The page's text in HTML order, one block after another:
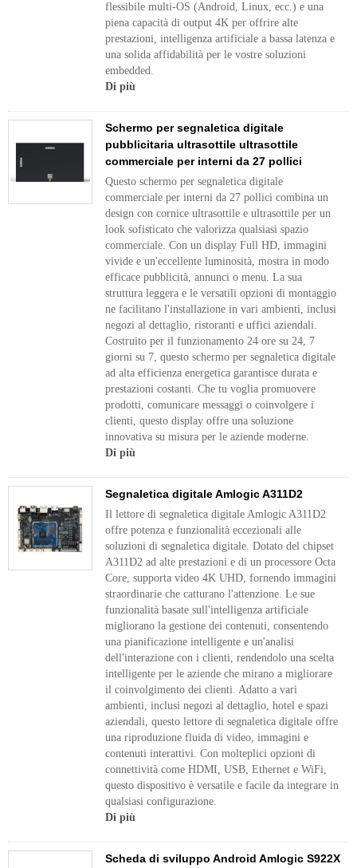
flessibile multi-OS (Android, Linux, ecc.) e una
piena capacità di output 4K per offrire alte
prestazioni, intelligenza artificiale a bassa latenza e
una solida affidabilità per le vostre soluzioni
embedded.
Di più
Schermo per segnaletica digitale
pubblicitaria ultrasottile ultrasottile
commerciale per interni da 27 pollici
Questo schermo per segnaletica digitale
commerciale per interni da 27 pollici combina un
design con cornice ultrasottile e ultrasottile per un
look sofisticato che valorizza qualsiasi spazio
commerciale. Con un display Full HD, immagini
vivide e un'eccellente luminosità, mostra in modo
efficace pubblicità, annunci o menu. La sua
struttura leggera e le versatili opzioni di montaggio
ne facilitano l'installazione in vari ambienti, inclusi
negozi al dettaglio, ristoranti e uffici aziendali.
Costruito per il funzionamento 24 ore su 24, 7
giorni su 7, questo schermo per segnaletica digitale
ad alta efficienza energetica garantisce durata e
prestazioni costanti. Che tu voglia promuovere
prodotti, comunicare messaggi o coinvolgere i
clienti, questo display offre una soluzione
innovativa su misura per le aziende moderne.
Di più
Segnaletica digitale Amlogic A311D2
Il lettore di segnaletica digitale Amlogic A311D2
offre potenza e funzionalità eccezionali alle
soluzioni di segnaletica digitale. Dotato del chipset
A311D2 ad alte prestazioni e di un processore Octa
Core, supporta video 4K UHD, fornendo immagini
straordinarie che catturano l'attenzione. Le sue
funzionalità basate sull'intelligenza artificiale
migliorano la gestione dei contenuti, consentendo
una pianificazione intelligente e un'analisi
dell'interazione con i clienti, rendendolo una scelta
intelligente per le aziende che mirano a migliorare
il coinvolgimento dei clienti. Adatto a vari
ambienti, inclusi negozi al dettaglio, hotel e spazi
aziendali, questo lettore di segnaletica digitale offre
una riproduzione fluida di video, immagini e
contenuti interattivi. Con molteplici opzioni di
connettività come HDMI, USB, Ethernet e WiFi,
questo dispositivo è versatile e facile da integrare in
qualsiasi configurazione.
Di più
Scheda di sviluppo Android Amlogic S922X